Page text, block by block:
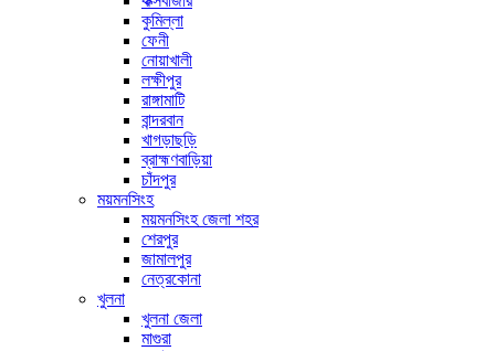
কুমিল্লা
ফেনী
নোয়াখালী
লক্ষীপুর
রাঙ্গামাটি
বান্দরবান
খাগড়াছড়ি
ব্রাহ্মণবাড়িয়া
চাঁদপুর
ময়মনসিংহ
ময়মনসিংহ জেলা শহর
শেরপুর
জামালপুর
নেত্রকোনা
খুলনা
খুলনা জেলা
মাগুরা